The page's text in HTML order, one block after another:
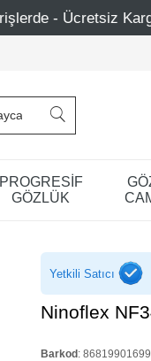
Mağazalarımız
PROGRESİF
GÖZLÜK
Yetkili Satıcı
Ninoflex
Barkod :